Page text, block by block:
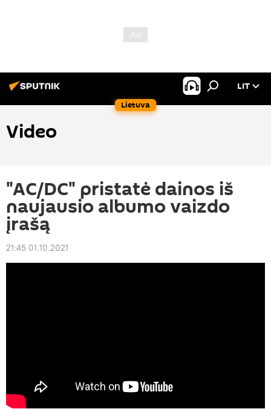
Lietuva
LIT
Video
"AC/DC" pristatė dainos iš
naujausio albumo vaizdo
įrašą
21:45 01.10.2021